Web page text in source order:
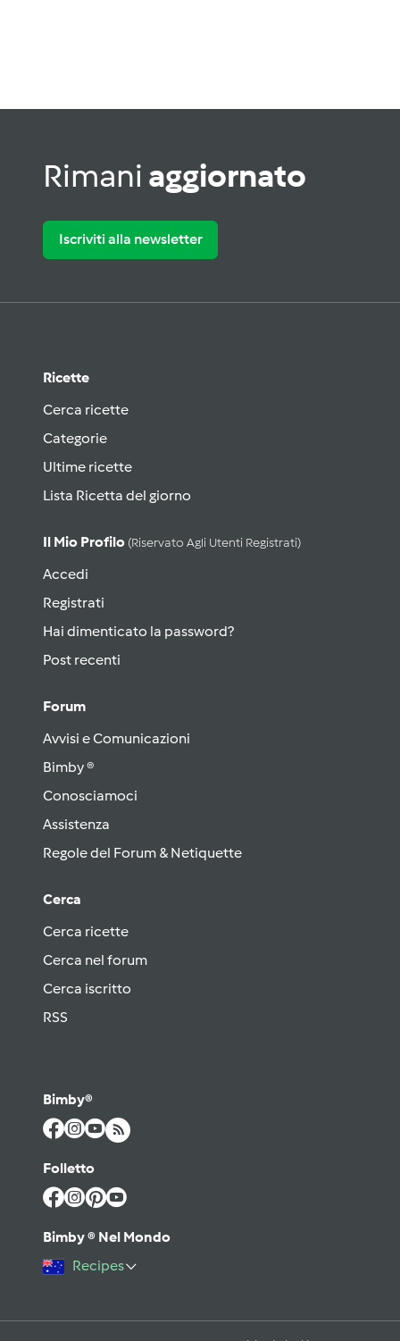
Rimani aggiornato
Iscriviti alla newsletter
Ricette
Cerca ricette
Categorie
Ultime ricette
Lista Ricetta del giorno
Il Mio Profilo (riservato Agli Utenti Registrati)
Accedi
Registrati
Hai dimenticato la password?
Post recenti
Forum
Avvisi e Comunicazioni
Bimby ®
Conosciamoci
Assistenza
Regole del Forum & Netiquette
Cerca
Cerca ricette
Cerca nel forum
Cerca iscritto
RSS
Bimby®
Folletto
Bimby ® Nel Mondo
Recipes